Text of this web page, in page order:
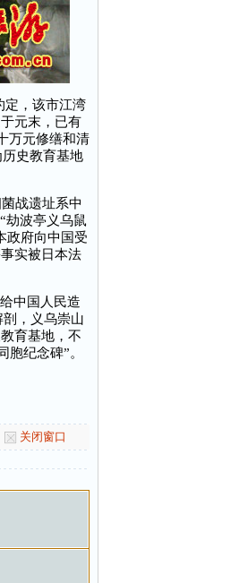
定，该市江湾
元末，已有
万元修缮和清
史教育基地
战遗址系中
劫波亭义乌鼠
政府向中国受
实被日本法
中国人民造
，义乌崇山
育基地，不
纪念碑”。
关闭窗口